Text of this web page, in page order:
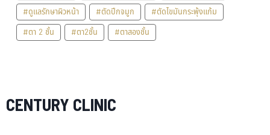
#ดูแลรักษาผิวหน้า
#ตัดปีกจมูก
#ตัดไขมันกระพุ้งแก้ม
#ตา 2 ชั้น
#ตา2ชั้น #ตาสองชั้น
CENTURY CLINIC